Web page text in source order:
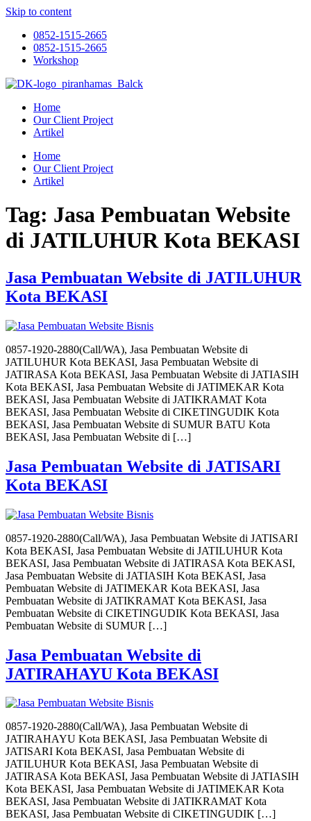
Skip to content
0852-1515-2665
0852-1515-2665
Workshop
Home
Our Client Project
Artikel
Home
Our Client Project
Artikel
Tag: Jasa Pembuatan Website
di JATILUHUR Kota BEKASI
Jasa Pembuatan Website di JATILUHUR
Kota BEKASI
0857-1920-2880(Call/WA), Jasa Pembuatan Website di
JATILUHUR Kota BEKASI, Jasa Pembuatan Website di
JATIRASA Kota BEKASI, Jasa Pembuatan Website di JATIASIH
Kota BEKASI, Jasa Pembuatan Website di JATIMEKAR Kota
BEKASI, Jasa Pembuatan Website di JATIKRAMAT Kota
BEKASI, Jasa Pembuatan Website di CIKETINGUDIK Kota
BEKASI, Jasa Pembuatan Website di SUMUR BATU Kota
BEKASI, Jasa Pembuatan Website di […]
Jasa Pembuatan Website di JATISARI
Kota BEKASI
0857-1920-2880(Call/WA), Jasa Pembuatan Website di JATISARI
Kota BEKASI, Jasa Pembuatan Website di JATILUHUR Kota
BEKASI, Jasa Pembuatan Website di JATIRASA Kota BEKASI,
Jasa Pembuatan Website di JATIASIH Kota BEKASI, Jasa
Pembuatan Website di JATIMEKAR Kota BEKASI, Jasa
Pembuatan Website di JATIKRAMAT Kota BEKASI, Jasa
Pembuatan Website di CIKETINGUDIK Kota BEKASI, Jasa
Pembuatan Website di SUMUR […]
Jasa Pembuatan Website di
JATIRAHAYU Kota BEKASI
0857-1920-2880(Call/WA), Jasa Pembuatan Website di
JATIRAHAYU Kota BEKASI, Jasa Pembuatan Website di
JATISARI Kota BEKASI, Jasa Pembuatan Website di
JATILUHUR Kota BEKASI, Jasa Pembuatan Website di
JATIRASA Kota BEKASI, Jasa Pembuatan Website di JATIASIH
Kota BEKASI, Jasa Pembuatan Website di JATIMEKAR Kota
BEKASI, Jasa Pembuatan Website di JATIKRAMAT Kota
BEKASI, Jasa Pembuatan Website di CIKETINGUDIK […]